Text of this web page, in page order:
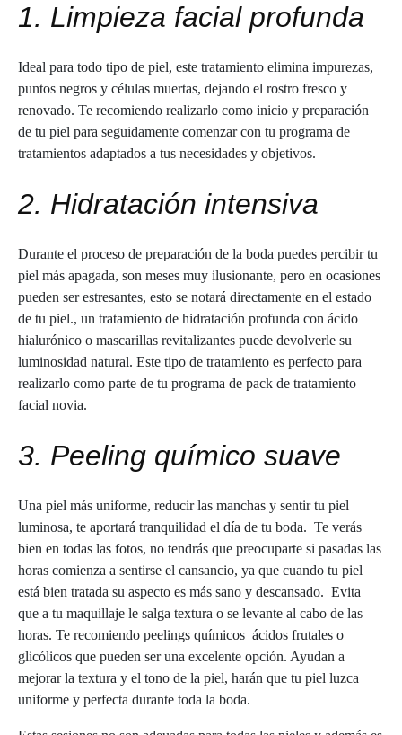
1. Limpieza facial profunda
Ideal para todo tipo de piel, este tratamiento elimina impurezas,
puntos negros y células muertas, dejando el rostro fresco y
renovado. Te recomiendo realizarlo como inicio y preparación
de tu piel para seguidamente comenzar con tu programa de
tratamientos adaptados a tus necesidades y objetivos.
2. Hidratación intensiva
Durante el proceso de preparación de la boda puedes percibir tu
piel más apagada, son meses muy ilusionante, pero en ocasiones
pueden ser estresantes, esto se notará directamente en el estado
de tu piel., un tratamiento de hidratación profunda con ácido
hialurónico o mascarillas revitalizantes puede devolverle su
luminosidad natural. Este tipo de tratamiento es perfecto para
realizarlo como parte de tu programa de pack de tratamiento
facial novia.
3. Peeling químico suave
Una piel más uniforme, reducir las manchas y sentir tu piel
luminosa, te aportará tranquilidad el día de tu boda. Te verás
bien en todas las fotos, no tendrás que preocuparte si pasadas las
horas comienza a sentirse el cansancio, ya que cuando tu piel
está bien tratada su aspecto es más sano y descansado. Evita
que a tu maquillaje le salga textura o se levante al cabo de las
horas. Te recomiendo peelings químicos ácidos frutales o
glicólicos que pueden ser una excelente opción. Ayudan a
mejorar la textura y el tono de la piel, harán que tu piel luzca
uniforme y perfecta durante toda la boda.